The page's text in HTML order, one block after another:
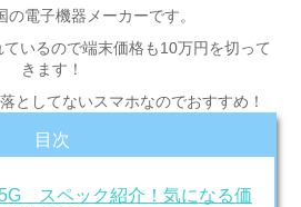
の電子機器メーカーです。
いるので端末価格も10万円を切って
きます！
としてないスマホなのでおすすめ！
目次
5G スペック紹介！気になる価